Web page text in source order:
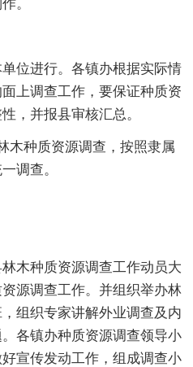
。
位进行。各镇办根据实际情
上调查工作，要保证种质资
，并报县审核汇总。
木种质资源调查，按照隶属
调查。
木种质资源调查工作动员大
源调查工作。并组织举办林
组织专家讲解外业调查及内
各镇办种质资源调查领导小
宣传发动工作，组成调查小